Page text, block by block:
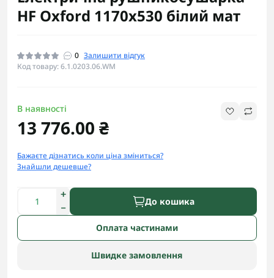
HF Oxford 1170х530 білий мат
0 Залишити відгук
Код товару: 6.1.0203.06.WM
В наявності
13 776.00 ₴
Бажаєте дізнатись коли ціна зміниться?
Знайшли дешевше?
До кошика
Оплата частинами
Швидке замовлення